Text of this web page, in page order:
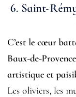
6. Saint-
C’est le cœur
Baux-de-
artistique et
Les oliviers, les